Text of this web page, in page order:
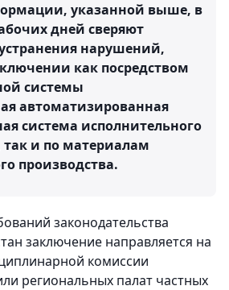
указанной выше, в
дней сверяют
нарушений,
как посредством
системы
автоматизированная
система исполнительного
так и по материалам
производства.
законодательства
заключение направляется на
комиссии
региональных палат частных